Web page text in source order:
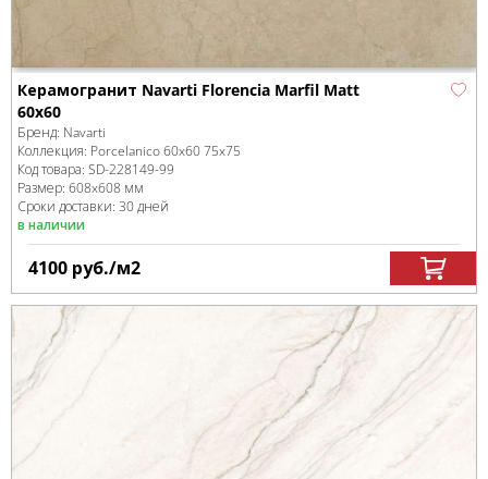
Керамогранит Navarti Florencia Marfil Matt
60x60
Бренд: Navarti
Коллекция: Porcelanico 60x60 75x75
Код товара: SD-228149-99
Размер: 608x608 мм
Сроки доставки: 30 дней
в наличии
4100 руб./м2